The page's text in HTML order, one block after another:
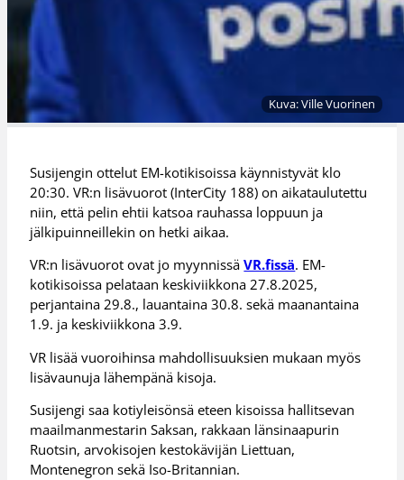
Kuva: Ville Vuorinen
Susijengin ottelut EM-kotikisoissa käynnistyvät klo
20:30. VR:n lisävuorot (InterCity 188) on aikataulutettu
niin, että pelin ehtii katsoa rauhassa loppuun ja
jälkipuinneillekin on hetki aikaa.
VR:n lisävuorot ovat jo myynnissäVR.fissä. EM-
kotikisoissa pelataan keskiviikkona 27.8.2025,
perjantaina 29.8., lauantaina 30.8. sekä maanantaina
1.9. ja keskiviikkona 3.9.
VR lisää vuoroihinsa mahdollisuuksien mukaan myös
lisävaunuja lähempänä kisoja.
Susijengi saa kotiyleisönsä eteen kisoissa hallitsevan
maailmanmestarin Saksan, rakkaan länsinaapurin
Ruotsin, arvokisojen kestokävijän Liettuan,
Montenegron sekä Iso-Britannian.